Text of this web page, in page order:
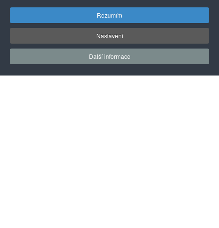
Rozumím
Nastavení
Další informace
Soudní exekutor
JUDr. Dalimil Mika, LL.M.